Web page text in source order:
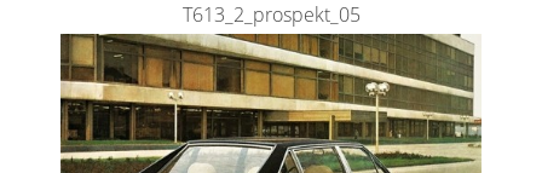
T613_2_prospekt_05